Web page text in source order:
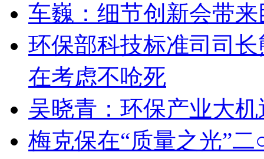
车巍：细节创新会带
环保部科技标准司司
在考虑不呛死
吴晓青：环保产业大
梅克保在“质量之光”